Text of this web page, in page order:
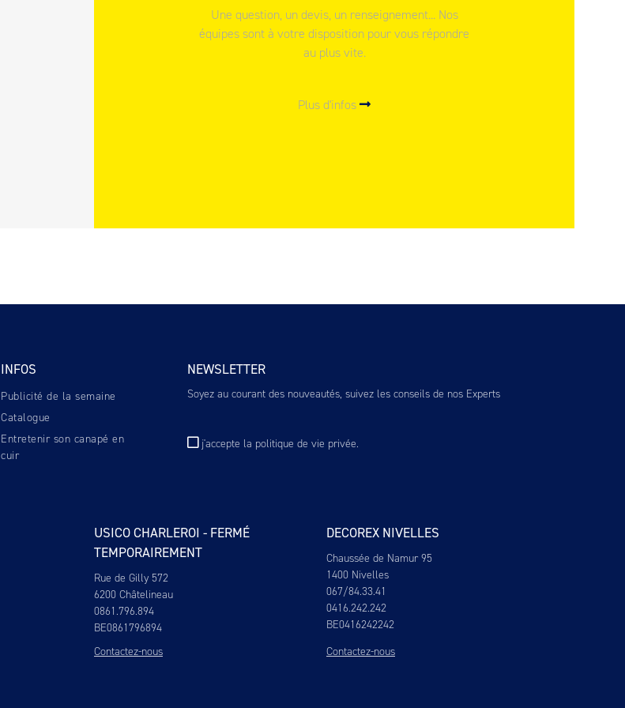
Une question, un devis, un renseignement... Nos
équipes sont à votre disposition pour vous répondre
au plus vite.
Plus d'infos
INFOS
Publicité de la semaine
Catalogue
Entretenir son canapé en
cuir
NEWSLETTER
Soyez au courant des nouveautés, suivez les conseils de nos Experts
j'accepte la politique de vie privée.
USICO CHARLEROI - FERMÉ
TEMPORAIREMENT
Rue de Gilly 572
6200 Châtelineau
0861.796.894
BE0861796894
Contactez-nous
DECOREX NIVELLES
Chaussée de Namur 95
1400 Nivelles
067/84.33.41
0416.242.242
BE0416242242
Contactez-nous